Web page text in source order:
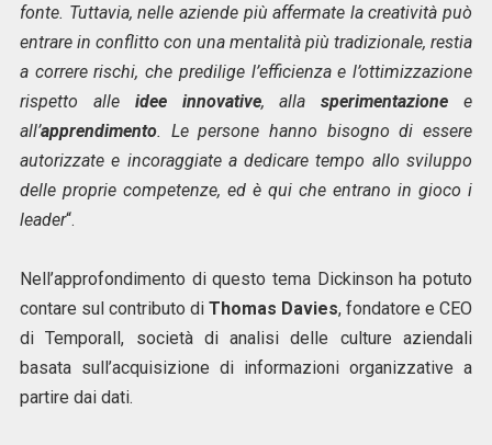
fonte. Tuttavia, nelle aziende più affermate la creatività può
entrare in conflitto con una mentalità più tradizionale, restia
a correre rischi, che predilige l’efficienza e l’ottimizzazione
rispetto alle idee innovative, allasperimentazione e
all’apprendimento. Le persone hanno bisogno di essere
autorizzate e incoraggiate a dedicare tempo allo sviluppo
delle proprie competenze, ed è qui che entrano in gioco i
leader“.
Nell’approfondimento di questo tema Dickinson ha potuto
contare sul contributo di Thomas Davies, fondatore e CEO
di Temporall, società di analisi delle culture aziendali
basata sull’acquisizione di informazioni organizzative a
partire dai dati.